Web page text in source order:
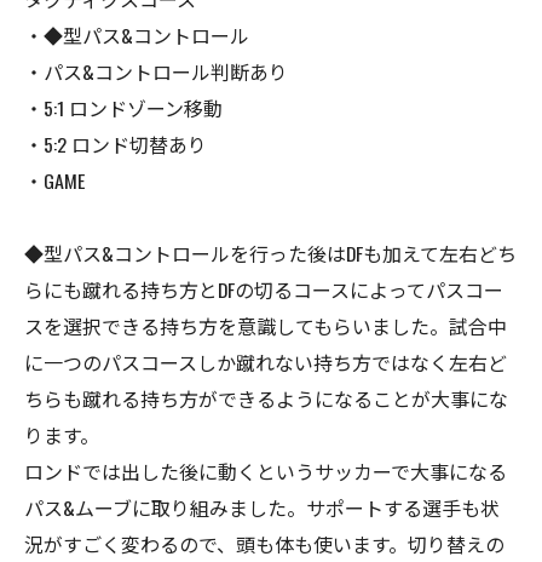
・◆型パス&コントロール
・パス&コントロール判断あり
・5:1 ロンドゾーン移動
・5:2 ロンド切替あり
・GAME
◆型パス&コントロールを行った後はDFも加えて左右どち
らにも蹴れる持ち方とDFの切るコースによってパスコー
スを選択できる持ち方を意識してもらいました。試合中
に一つのパスコースしか蹴れない持ち方ではなく左右ど
ちらも蹴れる持ち方ができるようになることが大事にな
ります。
ロンドでは出した後に動くというサッカーで大事になる
パス&ムーブに取り組みました。サポートする選手も状
況がすごく変わるので、頭も体も使います。切り替えの